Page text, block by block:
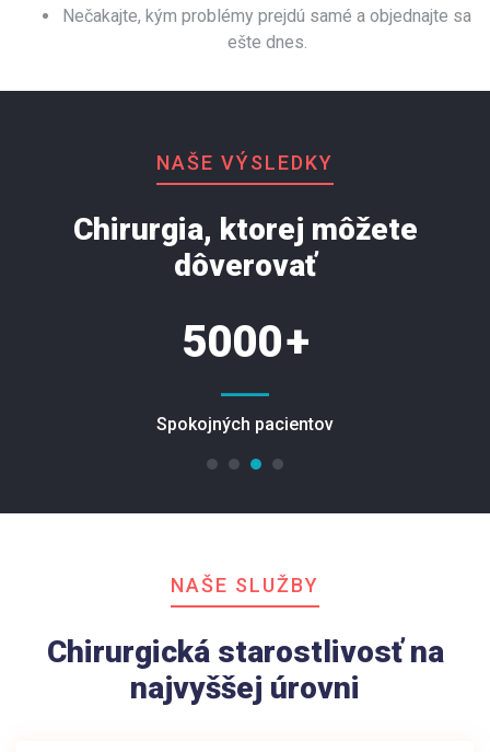
Nečakajte, kým problémy prejdú samé a objednajte sa
ešte dnes.
NAŠE VÝSLEDKY
Chirurgia, ktorej môžete
dôverovať
5000+
Spokojných pacientov
NAŠE SLUŽBY
Chirurgická starostlivosť na
najvyššej úrovni